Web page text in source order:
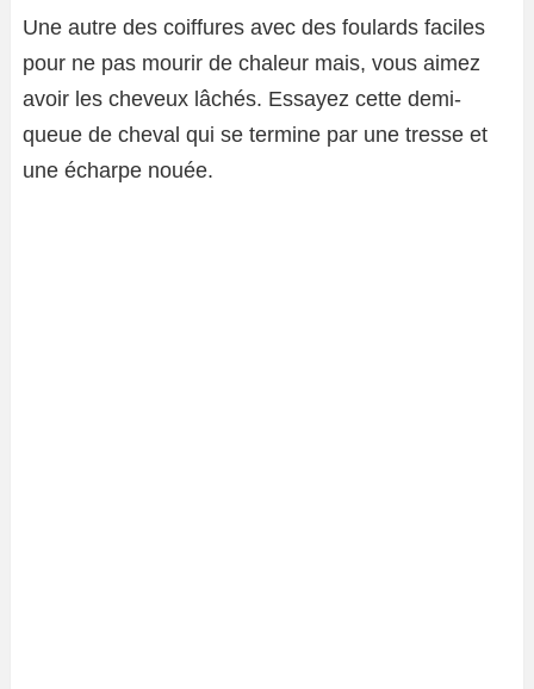
Une autre des coiffures avec des foulards faciles
pour ne pas mourir de chaleur mais, vous aimez
avoir les cheveux lâchés. Essayez cette demi-
queue de cheval qui se termine par une tresse et
une écharpe nouée.